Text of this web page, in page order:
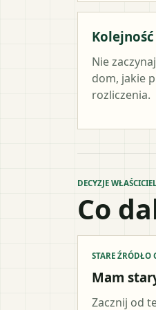
Nie
dom, jakie
rozliczenia.
DECYZJE
Co
STARE ŹRÓDŁO
Mam
Zacznij od